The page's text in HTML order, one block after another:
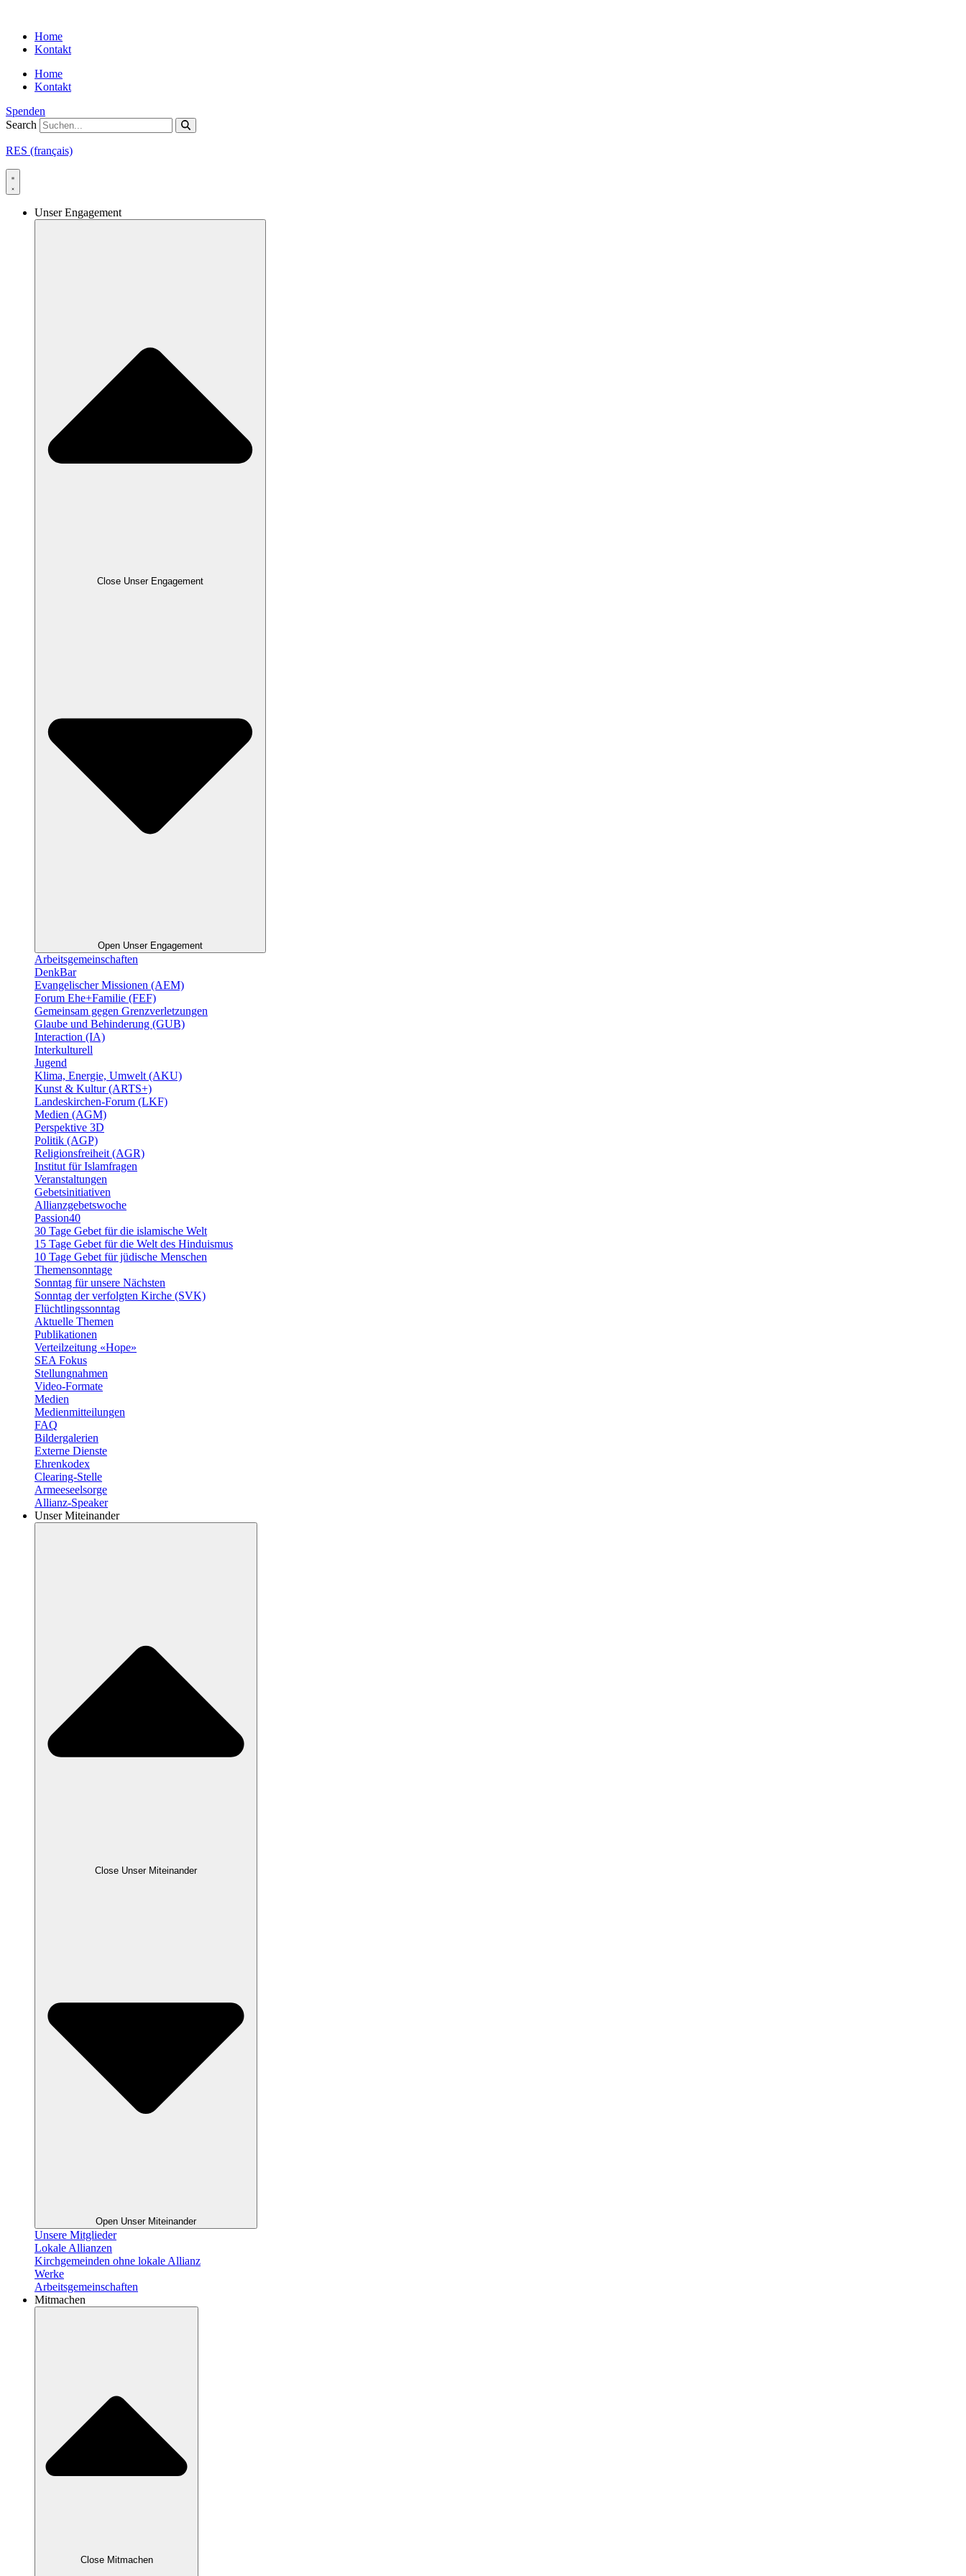
contentHome
Kontakt
Home
Kontakt
Spenden
Search
RES (français)
Unser Engagement
Close Unser Engagement
Open Unser Engagement
Arbeitsgemeinschaften
DenkBar
Evangelischer Missionen (AEM)
Forum Ehe+Familie (FEF)
Gemeinsam gegen Grenzverletzungen
Glaube und Behinderung (GUB)
Interaction (IA)
Interkulturell
Jugend
Klima, Energie, Umwelt (AKU)
Kunst & Kultur (ARTS+)
Landeskirchen-Forum (LKF)
Medien (AGM)
Perspektive 3D
Politik (AGP)
Religionsfreiheit (AGR)
Institut für Islamfragen
Veranstaltungen
Gebetsinitiativen
Allianzgebetswoche
Passion40
30 Tage Gebet für die islamische Welt
15 Tage Gebet für die Welt des Hinduismus
10 Tage Gebet für jüdische Menschen
Themensonntage
Sonntag für unsere Nächsten
Sonntag der verfolgten Kirche (SVK)
Flüchtlingssonntag
Aktuelle Themen
Publikationen
Verteilzeitung «Hope»
SEA Fokus
Stellungnahmen
Video-Formate
Medien
Medienmitteilungen
FAQ
Bildergalerien
Externe Dienste
Ehrenkodex
Clearing-Stelle
Armeeseelsorge
Allianz-Speaker
Unser Miteinander
Close Unser Miteinander
Open Unser Miteinander
Unsere Mitglieder
Lokale Allianzen
Kirchgemeinden ohne lokale Allianz
Werke
Arbeitsgemeinschaften
Mitmachen
Close Mitmachen